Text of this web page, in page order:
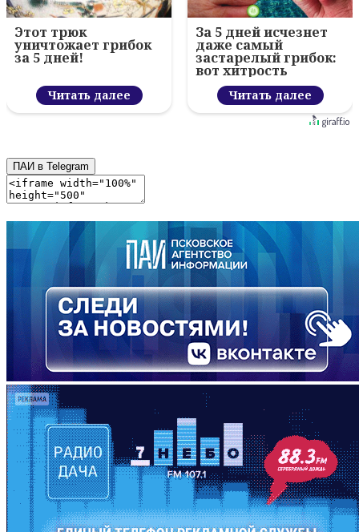
Этот трюк
уничтожает грибок
за 5 дней!
Читать далее
За 5 дней исчезнет
даже самый
застарелый грибок:
вот хитрость
Читать далее
ПАИ в Telegram